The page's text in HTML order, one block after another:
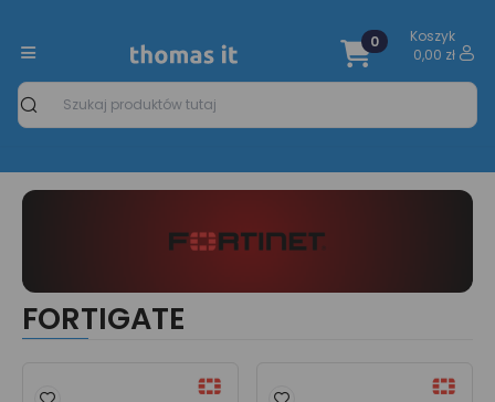
Koszyk
0,00 zł
0
Szukaj
FORTIGATE